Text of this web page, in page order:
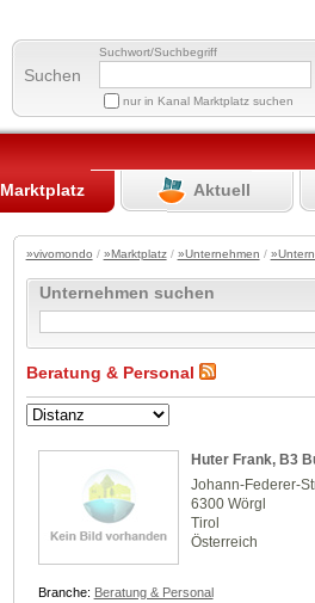
Suchen
Suchwort/Suchbegriff
nur in Kanal Marktplatz suchen
Marktplatz Aktuell
»vivomondo / »Marktplatz/ »Unternehmen /
Unternehmen suchen
Beratung & Personal
Huter Frank, B3
Johann-Federer-
6300 Wörgl
Tirol
Österreich
Branche: Beratung & Personal